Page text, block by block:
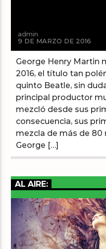
admin
9 DE MARZO DE 2016
George Henry Martin
2016, el título tan
quinto Beatle, sin
principal productor
mezcló desde sus
consecuencia, sus
mezcla de más de 80
George […]
AL AIRE: